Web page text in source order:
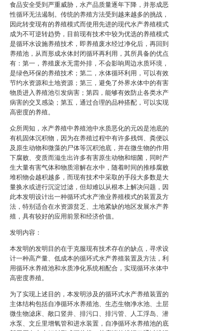
食品安全受到严重威胁，水产品质量逐年下降，并形成恶
性循环无法遏制。传统的养殖方法受到越来越多的挑战，
因此转变现有的养殖模式而使用先进的现代水产养殖模式
成为不可逆转趋势，目前现有技术中较为优选的养殖模式
是循环水设施养殖技术，即养殖废水经过净化后，再回到
养殖池，从而形成水体封闭循环再利用，其所具备的优点
有：第一，养殖废水无需外排，不会影响周边水质环境，
是绿色环保的养殖技术；第二，水体循环利用，可以有效
节约水资源和土地资源；第三，避免了外界水体中的有害
物质进入养殖池引发病害；第四，能够有效防止各类水产
病害的交叉感染；第五，通过合理的品种搭配，可以实现
高密度的养殖。
众所周知，水产养殖中养殖池中水质恶化的元凶是池底的
有机固体沉积物，因为在养殖过程中有许多残饵、粪便以
及原生动物和微藻的尸体等沉积池底，并在微生物的作用
下腐败、变质而滋生出许多有害原生动物和细菌，同时产
生大量有害气体和物质溶解在水中，随着时间的推移腐败
堆积物会越积越多，而现有技术中采取的手段大多数是大
量换水或进行沉淀过滤，但却难以从根本上解决问题，因
此本发明设计出一种循环式水产渔业养殖模式的装置及方
法，特别适合在水资源贫乏、土地紧缺的地区发展水产养
殖，具有较好的应用前景和经济价值。
发明内容：
本发明的发明目的在于克服现有技术存在的缺点，寻求设
计一种高产量、低成本的循环式水产养殖装置及方法，利
用循环水养殖池和水质净化系统相配合，实现循环水体中
高密度养殖。
为了实现上述目的，本发明涉及的循环式水产养殖装置的
主体结构包括自净循环水养殖池、生态生物净水池、土层
微生物滤床、敞口竖井、排污口、排污管、人工浮岛、潜
水泵、文丘里增氧管和进水装置，自净循环水养殖池的底